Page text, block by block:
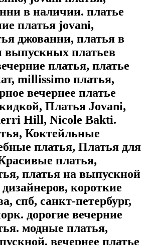
в наличии. платье
платья jovani,
джованни, платья в
выпускных платьев
платья, платье
millissimo платья,
вечернее платье
Платья Jovani,
Hill, Nicole Bakti.
Коктейльные
платья, Платья для
платья,
платья на выпускной
короткие
спб, санкт-петербург,
дорогие вечерние
модные платья,
вечернее платье